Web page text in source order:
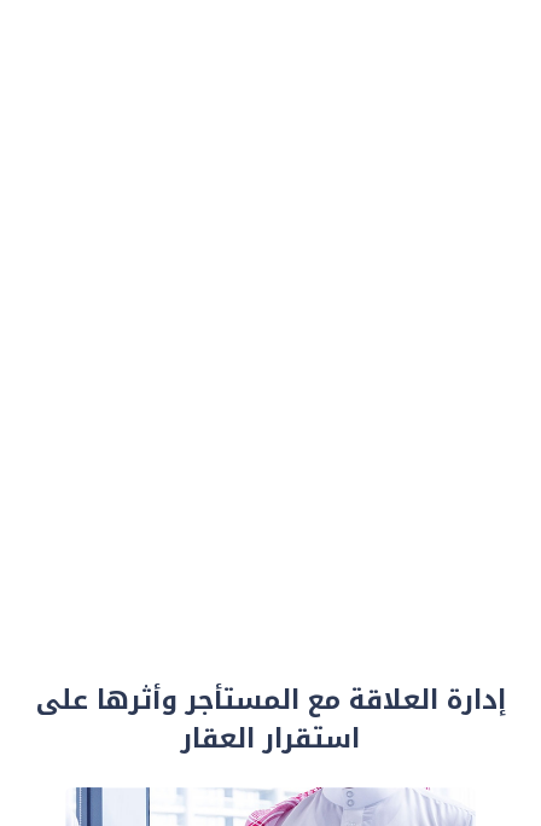
إدارة العلاقة مع المستأجر وأثرها على
استقرار العقار